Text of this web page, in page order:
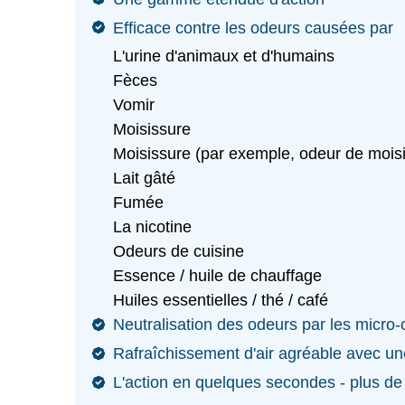
Efficace contre les odeurs causées par
L'urine d'animaux et d'humains
Fèces
Vomir
Moisissure
Moisissure (par exemple, odeur de
Lait gâté
Fumée
La nicotine
Odeurs de cuisine
Essence / huile de chauffage
Huiles essentielles / thé / café
Neutralisation des odeurs par les
Rafraîchissement d'air agréable avec
L'action en quelques secondes - plus